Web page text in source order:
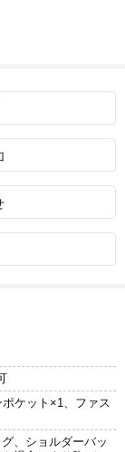
ケット×1、ファス
、ショルダーバッ